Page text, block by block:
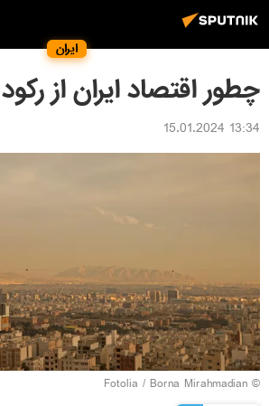
ایران
چطور اقتصاد ایران از
13:34 15.01.2024
©
Fotolia / Borna Mirahmadian